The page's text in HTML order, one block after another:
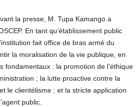
la presse, M. Tupa Kamango a
En tant qu’établissement public
fait office de bras armé du
la moralisation de la vie publique, en
fondamentaux : la promotion de l’éthique
; la lutte proactive contre la
le clientélisme ; et la stricte application
public.